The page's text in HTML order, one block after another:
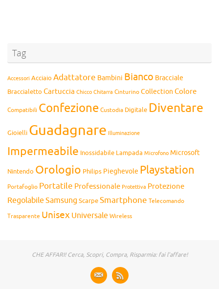
Tag
Accessori Acciaio Adattatore Bambini Bianco Bracciale
Braccialetto Cartuccia Chicco Chitarra Cinturino Collection Colore
Compatibili Confezione Custodia Digitale Diventare
Gioielli Guadagnare Illuminazione
Impermeabile Inossidabile Lampada Microfono Microsoft
Nintendo Orologio Philips Pieghevole Playstation
Portafoglio Portatile Professionale Protettiva Protezione
Regolabile Samsung ScarpeSmartphone Telecomando
Trasparente Unisex Universale Wireless
CHE AFFARI! Cerca, Scopri, Compra, Risparmia: fai l'affare!